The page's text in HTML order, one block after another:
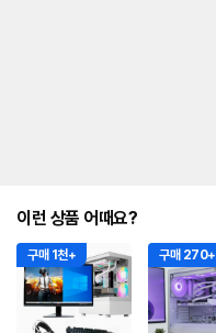
이런 상품 어때요?
구매 1천+ 구매 270+